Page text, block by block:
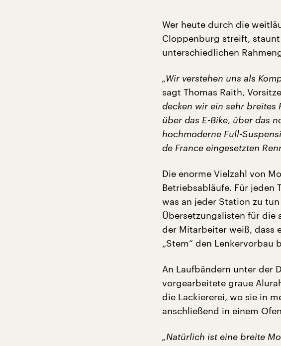
Wer heute durch die
Cloppenburg streift,
unterschiedlichen
„Wir verstehen uns als
sagt Thomas Raith,
decken wir ein sehr breites
über das E-Bike, über das
hochmoderne Full-
de France eingesetzten
Die enorme Vielzahl von
Betriebsabläufe. Für jeden
was an jeder Station zu
Übersetzungslisten für die
der Mitarbeiter weiß, dass
„Stem“ den Lenkervorbau
An Laufbändern unter der
vorgearbeitete graue
die Lackiererei, wo sie in
anschließend in einem
„Natürlich ist eine breite